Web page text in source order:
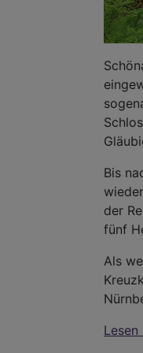
Bis
der
fünf
Als